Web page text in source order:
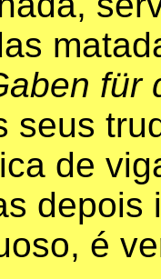
für
seus
de
depois
é